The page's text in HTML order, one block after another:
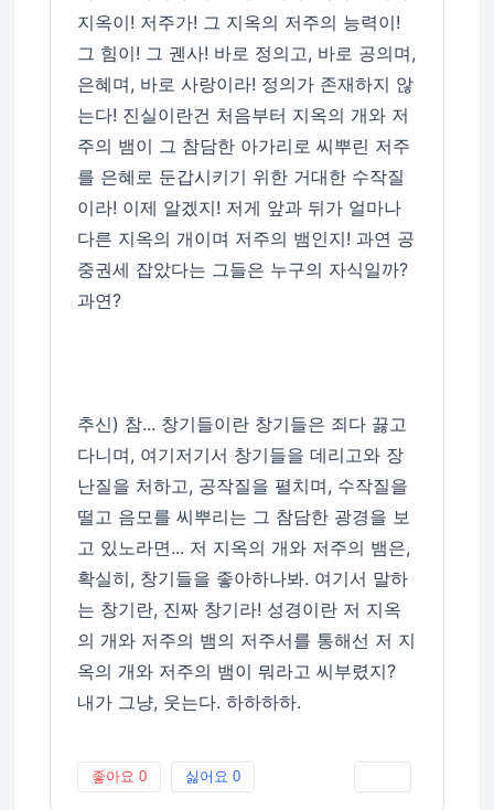
지옥이! 저주가! 그 지옥의 저주의 능력이!
그 힘이! 그 궨사! 바로 정의고, 바로 공의며,
은혜며, 바로 사랑이라! 정의가 존재하지 않
는다! 진실이란건 처음부터 지옥의 개와 저
주의 뱀이 그 참담한 아가리로 씨뿌린 저주
를 은혜로 둔갑시키기 위한 거대한 수작질
이라! 이제 알겠지! 저게 앞과 뒤가 얼마나
다른 지옥의 개이며 저주의 뱀인지! 과연 공
중권세 잡았다는 그들은 누구의 자식일까?
과연?
추신) 참... 창기들이란 창기들은 죄다 끓고
다니며, 여기저기서 창기들을 데리고와 장
난질을 처하고, 공작질을 펼치며, 수작질을
떨고 음모를 씨뿌리는 그 참담한 광경을 보
고 있노라면... 저 지옥의 개와 저주의 뱀은,
확실히, 창기들을 좋아하나봐. 여기서 말하
는 창기란, 진짜 창기라! 성경이란 저 지옥
의 개와 저주의 뱀의 저주서를 통해선 저 지
옥의 개와 저주의 뱀이 뭐라고 씨부렸지?
내가 그냥, 웃는다. 하하하하.
좋아요 0 싫어요 0